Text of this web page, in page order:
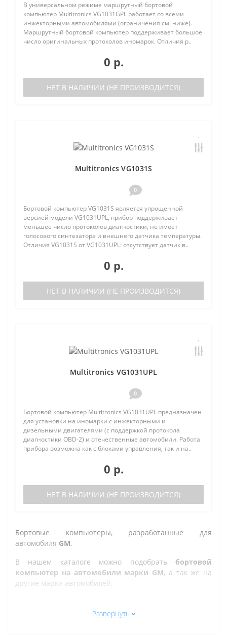
В универсальном режиме маршрутный бортовой
компьютер Multitronics VG1031GPL работает со всеми
инжекторными автомобилями (ограничения см. ниже).
Маршрутный бортовой компьютер поддерживает большое
число оригинальных протоколов иномарок. Отличия р..
0 р.
НЕТ В НАЛИЧИИ (НЕ ПРОИЗВОДИТСЯ)
Multitronics VG1031S
0
Бортовой компьютер VG1031S является упрощенной
версией модели VG1031UPL, прибор поддерживает
меньшее число протоколов диагностики, не имеет
голосового синтезатора и внешнего датчика температуры.
Отличия VG1031S от VG1031UPL: отсутствует датчик в..
0 р.
НЕТ В НАЛИЧИИ (НЕ ПРОИЗВОДИТСЯ)
Multitronics VG1031UPL
0
Бортовой компьютер Multitronics VG1031UPL предназначен
для установки на иномарки с инжекторными и
дизельными двигателями (с поддержкой протокола
диагностики OBD-2) и отечественные автомобили. Работа
прибора возможна как с блоками управления, так и на..
0 р.
НЕТ В НАЛИЧИИ (НЕ ПРОИЗВОДИТСЯ)
Бортовые компьютеры, разработанные для
автомобиля GM.
В нашем каталоге можно подобрать бортовой
компьютер на автомобили марки GM, а так же на
другие марки автомобилей.
проблемой по диагностике кодов ошибок автомобиля,
Развернуть